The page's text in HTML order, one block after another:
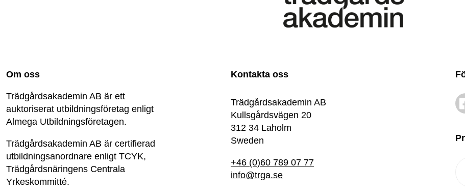
Om oss
Trädgårdsakademin AB är ett
auktoriserat utbildningsföretag enligt
Almega Utbildningsföretagen.
Trädgårdsakademin AB är certifierad
utbildningsanordnare enligt TCYK,
Trädgårdsnäringens Centrala
Yrkeskommitté.
Kontakta oss
Trädgårdsakademin AB
Kullsgårdsvägen 20
312 34 Laholm
Sweden
+46 (0)60 789 07 77
info@trga.se